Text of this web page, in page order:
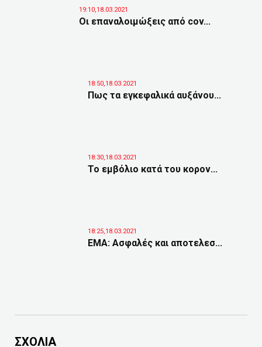
19:10,18.03.2021
Οι επαναλοιμώξεις από cov...
18:50,18.03.2021
Πως τα εγκεφαλικά αυξάνου...
18:30,18.03.2021
Το εμβόλιο κατά του κορον...
18:25,18.03.2021
EMA: Ασφαλές και αποτελεσ...
ΣΧΟΛΙΑ